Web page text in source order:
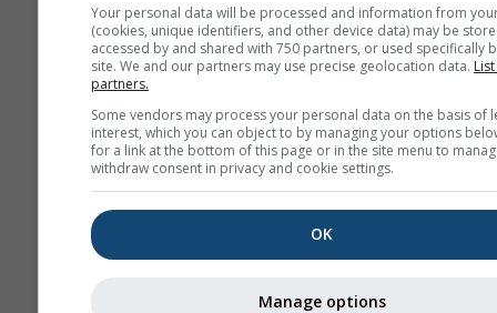
Your personal data will be processed and information from
(cookies, unique identifiers, and other device data) may be
accessed by and shared with 750 partners, or used specifically
site. We and our partners may use precise geolocation data.
partners.
Some vendors may process your personal data on the basis of
interest, which you can object to by managing your options
for a link at the bottom of this page or in the site menu to
withdraw consent in privacy and cookie settings.
OK
Manage options